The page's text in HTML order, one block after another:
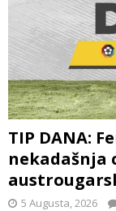
TIP DANA:
nekadašnja
5 Augusta, 2026